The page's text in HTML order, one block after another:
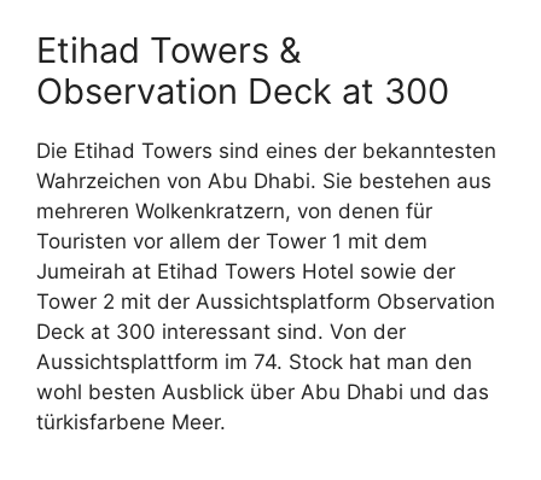
Etihad Towers &
Observation Deck at 300
Die Etihad Towers sind eines der bekanntesten
Wahrzeichen von Abu Dhabi. Sie bestehen aus
mehreren Wolkenkratzern, von denen für
Touristen vor allem der Tower 1 mit dem
Jumeirah at Etihad Towers Hotel sowie der
Tower 2 mit der Aussichtsplatform Observation
Deck at 300 interessant sind. Von der
Aussichtsplattform im 74. Stock hat man den
wohl besten Ausblick über Abu Dhabi und das
türkisfarbene Meer.